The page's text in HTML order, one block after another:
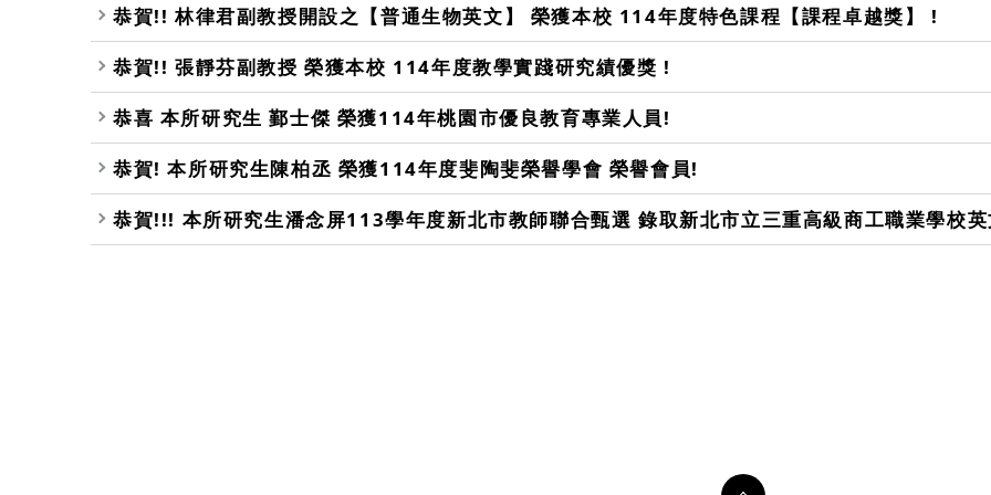
恭賀!! 林律君副教授開設之【普通生物英文】 榮獲本校 114年度特色課程【課程卓越獎】 !
恭賀!! 張靜芬副教授 榮獲本校 114年度教學實踐研究績優獎 !
恭喜 本所研究生 鄞士傑 榮獲114年桃園市優良教育專業人員!
恭賀! 本所研究生陳柏丞 榮獲114年度斐陶斐榮譽學會 榮譽會員!
恭賀!!! 本所研究生潘念屏113學年度新北市教師聯合甄選 錄取新北市立三重高級商工職業學校